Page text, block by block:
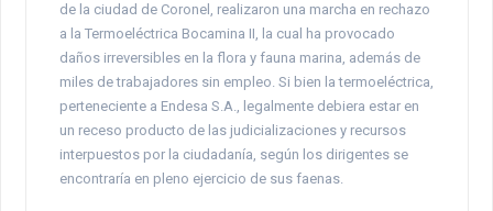
de la ciudad de Coronel, realizaron una marcha en rechazo
a la Termoeléctrica Bocamina II, la cual ha provocado
daños irreversibles en la flora y fauna marina, además de
miles de trabajadores sin empleo. Si bien la termoeléctrica,
perteneciente a Endesa S.A., legalmente debiera estar en
un receso producto de las judicializaciones y recursos
interpuestos por la ciudadanía, según los dirigentes se
encontraría en pleno ejercicio de sus faenas.